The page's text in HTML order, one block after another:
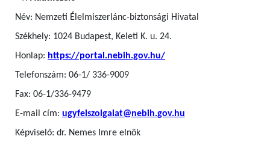
Név: Nemzeti Élelmiszerlánc-biztonsági Hivatal
Székhely: 1024 Budapest, Keleti K. u. 24.
Honlap: https://portal.nebih.gov.hu/
Telefonszám: 06-1/ 336-9009
Fax: 06-1/336-9479
E-mail cím: ugyfelszolgalat@nebih.gov.hu
Képviselő: dr. Nemes Imre elnök